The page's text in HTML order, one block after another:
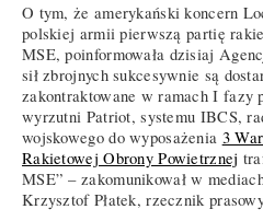
O tym, że amerykański koncern
polskiej armii pierwszą partię
MSE, poinformowała dzisiaj
sił zbrojnych sukcesywnie są
zakontraktowane w ramach I fazy
wyrzutni Patriot, systemu IBCS,
wojskowego do wyposażenia 3
Rakietowej Obrony Powietrznej
MSE” – zakomunikował w
Krzysztof Płatek, rzecznik